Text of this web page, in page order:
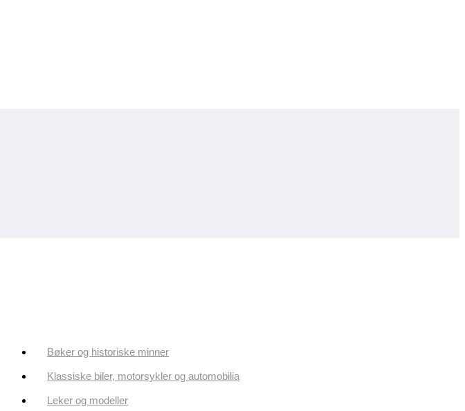
Bøker og historiske minner
Klassiske biler, motorsykler og automobilia
Leker og modeller